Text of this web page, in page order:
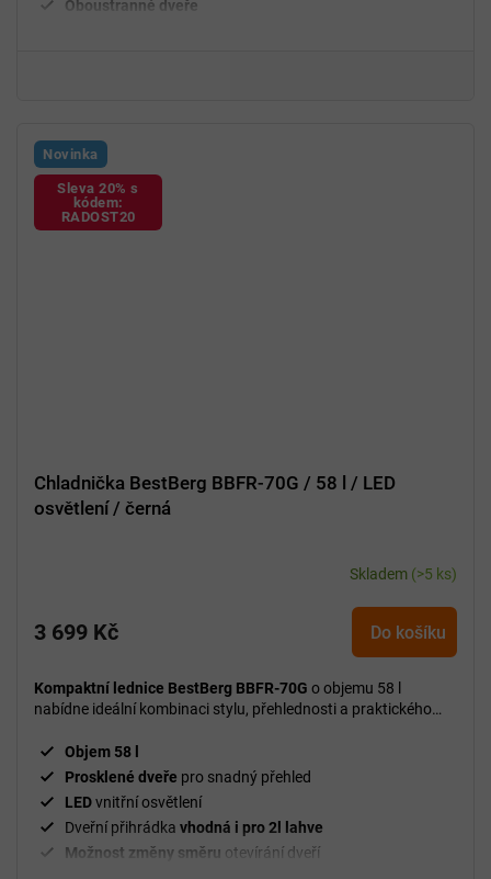
Oboustranné dveře
Novinka
Sleva 20% s
kódem:
RADOST20
Chladnička BestBerg BBFR-70G / 58 l / LED
osvětlení / černá
Skladem (>5 ks)
3 699 Kč Do košíku
Kompaktní lednice BestBerg BBFR-70G o objemu 58 l
nabídne ideální kombinaci stylu, přehlednosti a praktického
Objem 58 l
Prosklené dveře pro snadný přehled
LEDvnitřní osvětlení
Dveřní přihrádka vhodná i pro 2l lahve
Možnost změny směru otevírání dveří